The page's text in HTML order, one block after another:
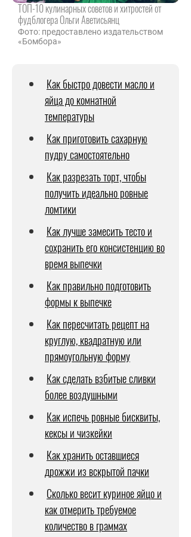
ТОП-10 кулинарных советов и хитростей от
фудблогера Ольги Аветисьянц
Фото: предоставлено издательством
«Бомбора»
Как быстро довести масло и
яйца до комнатной
температуры
Как приготовить сахарную
пудру самостоятельно
Как разрезать торт, чтобы
получить идеально ровные
ломтики
Как лучше замесить тесто и
сохранить его консистенцию во
время выпечки
Как правильно подготовить
формы к выпечке
Как пересчитать рецепт на
круглую, квадратную или
прямоугольную форму
Как сделать взбитые сливки
более воздушными
Как испечь ровные бисквиты,
кексы и чизкейки
Как хранить оставшиеся
дрожжи из вскрытой пачки
Сколько весит куриное яйцо и
как отмерить требуемое
количество в граммах